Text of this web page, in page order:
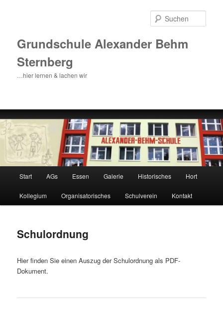
Grundschule Alexander Behm
Sternberg
…hier lernen & lachen wir
Start AGs Essen Galerie Historisches Hort
Kollegium Organisatorisches Schulverein Kontakt
Schulordnung
Hier finden Sie einen Auszug der Schulordnung als PDF-
Dokument.